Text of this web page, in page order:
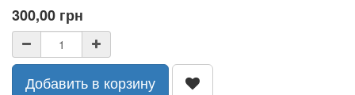
300,00 грн
Добавить в корзину